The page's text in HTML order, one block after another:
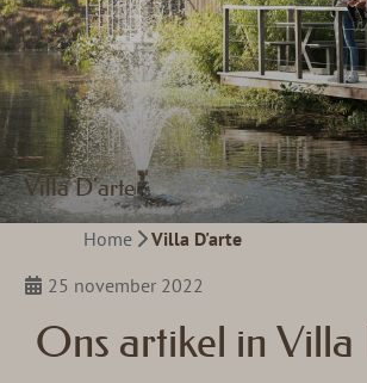
Villa D'arte
Home
Villa D'arte
25 november 2022
Ons artikel in